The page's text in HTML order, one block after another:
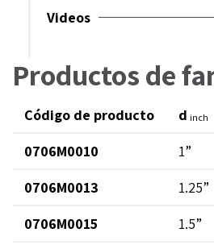
Videos
Productos de
Código de producto d inch
0706M0010 1”
0706M0013
1.25”
0706M0015
1.5”